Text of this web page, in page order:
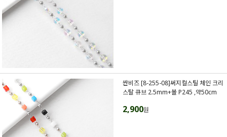
싼비즈 [8-255-08]써지컬스틸 체인 크리
스탈 큐브 2.5mm+볼 P245 ,약50cm
2,900원